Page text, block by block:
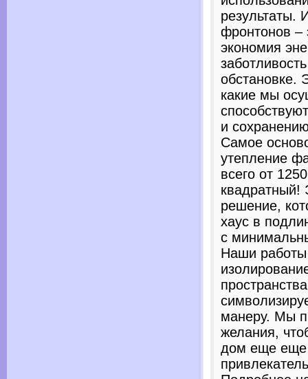
результаты.
фронтонов –
экономия
обстановке.
какие мы
и
Самое
утепление
всего от
квадратный!
решение,
хаус в
с
Наши работы
манеру. Мы
желания,
дом еще еще